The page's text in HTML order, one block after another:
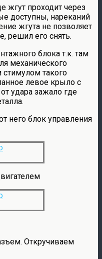
жгут проходит через
доступны, нареканий
жгута не позволяет
решил его снять.
блока т.к. там
механического
такого
левое крыло с
удара зажало где
него блок управления
Откручиваем